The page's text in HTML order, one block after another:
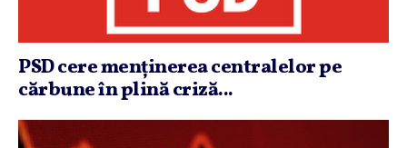
PSD cere menţinerea centralelor pe
cărbune în plină criză...